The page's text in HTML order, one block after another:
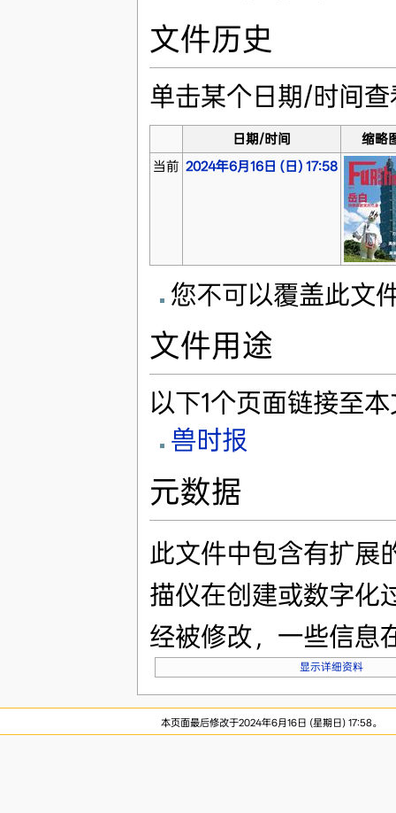
文件历史
单击某个日期/时间
日期/时间
缩略
当前 2024年6月16日 (日) 17:58
您不可以覆盖此文
文件用途
以下1个页面链接至
兽时报
元数据
此文件中包含有扩展
描仪在创建或数字化
经被修改，一些信息
显示详细资料
本页面最后修改于2024年6月16日 (星期日) 17:58。